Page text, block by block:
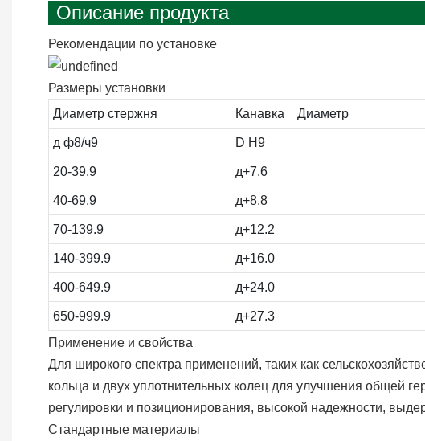
Описание продукта
Рекомендации по установке
Размеры установки
Диаметр стержня
Канавка Диаметр
д ф8/ч9 D H9
20-39.9 д+7.6
40-69.9 д+8.8
70-139.9 д+12.2
140-399.9 д+16.0
400-649.9 д+24.0
650-999.9 д+27.3
Применение и свойства
Для широкого спектра применений, таких как
кольца и двух уплотнительных колец для улучшения общей
регулировки и позиционирования, высокой надежности,
Стандартные материалы